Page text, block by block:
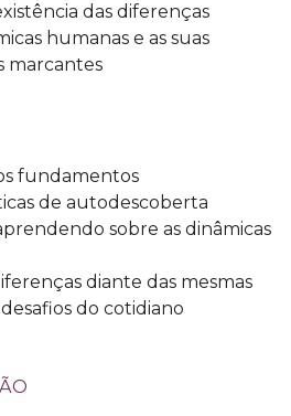
das diferenças
humanas e as suas
marcantes
fundamentos
de autodescoberta
sobre as dinâmicas
diante das mesmas
do cotidiano